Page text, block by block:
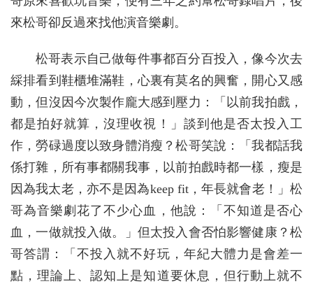
來松哥卻反過來找他演音樂劇。
松哥表示自己做每件事都百分百投入，像今次去
綵排看到鞋櫃堆滿鞋，心裏有莫名的興奮，開心又感
動，但沒因今次製作龐大感到壓力：「以前我拍戲，
都是拍好就算，沒理收視！」談到他是否太投入工
作，勞碌過度以致身體消瘦？松哥笑說：「我都話我
係打雜，所有事都關我事，以前拍戲時都一樣，瘦是
因為我太老，亦不是因為keep fit，年長就會老！」松
哥為音樂劇花了不少心血，他說：「不知道是否心
血，一做就投入做。」但太投入會否怕影響健康？松
哥答謂：「不投入就不好玩，年紀大體力是會差一
點，理論上、認知上是知道要休息，但行動上就不